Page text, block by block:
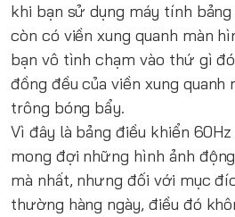
khi bạn sử dụng máy tính
còn có viền xung quanh màn
bạn vô tình chạm vào thứ gì
đồng đều của viền xung
trông bóng bẩy.
Vì đây là bảng điều khiển
mong đợi những hình ảnh
mà nhất, nhưng đối với mục
thường hàng ngày, điều đó